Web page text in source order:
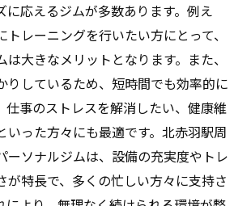
に応えるジムが多数あります。例え
レーニングを行いたい方にとって、
は大きなメリットとなります。また、
りしているため、短時間でも効率的に
仕事のストレスを解消したい、健康維
いった方々にも最適です。北赤羽駅周
ーソナルジムは、設備の充実度やトレ
が特長で、多くの忙しい方々に支持さ